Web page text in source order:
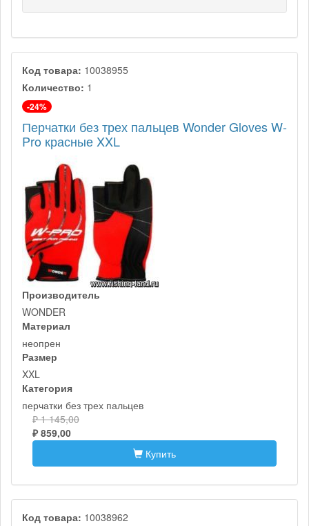
Код товара: 10038955
Количество: 1
-24%
Перчатки без трех пальцев Wonder Gloves W-
Pro красные XXL
Производитель
WONDER
Материал
неопрен
Размер
XXL
Категория
перчатки без трех пальцев
₽ 1 145,00
₽ 859,00
Купить
Код товара: 10038962